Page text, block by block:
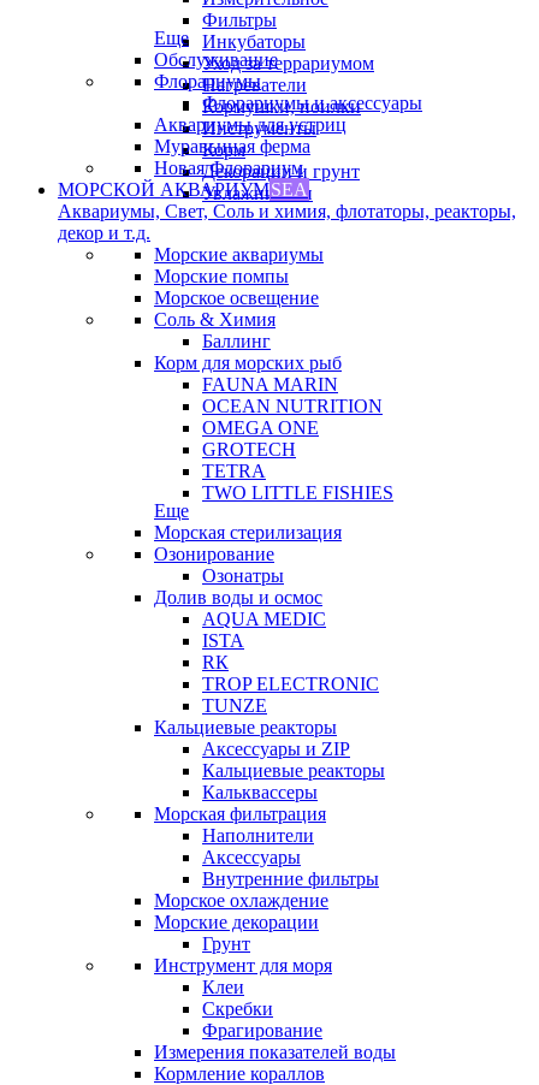
Фильтры
Инкубаторы
Уход за террариумом
Нагреватели
Кормушки, поилки
Инструменты
Корм
Декорации и грунт
Увлажнители
Еще
Обслуживание
Флорариумы
Флорариумы и аксессуары
Аквариумы для устриц
Муравьиная ферма
Новая Флорариум
МОРСКОЙ АКВАРИУМSEA
Аквариумы, Свет, Соль и химия, флотаторы, реакторы,
декор и т.д.
Морские аквариумы
Морские помпы
Морское освещение
Соль & Химия
Баллинг
Корм для морских рыб
FAUNA MARIN
OCEAN NUTRITION
OMEGA ONE
GROTECH
TETRA
TWO LITTLE FISHIES
Еще
Морская стерилизация
Озонирование
Озонатры
Долив воды и осмос
AQUA MEDIC
ISTA
RК
TROP ELECTRONIC
TUNZE
Кальциевые реакторы
Аксессуары и ZIP
Кальциевые реакторы
Кальквассеры
Морская фильтрация
Наполнители
Аксессуары
Внутренние фильтры
Морское охлаждение
Морские декорации
Грунт
Инструмент для моря
Клеи
Скребки
Фрагирование
Измерения показателей воды
Кормление кораллов